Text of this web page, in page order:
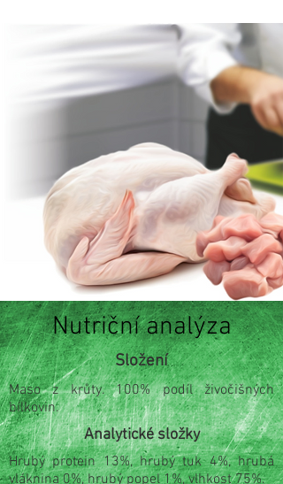
Nutriční analýza
Složení
Maso z krůty. 100% podíl živočišných
bílkovin.
Analytické složky
Hrubý protein 13%, hrubý tuk 4%, hrubá
vláknina 0%, hrubý popel 1%, vlhkost 75%.